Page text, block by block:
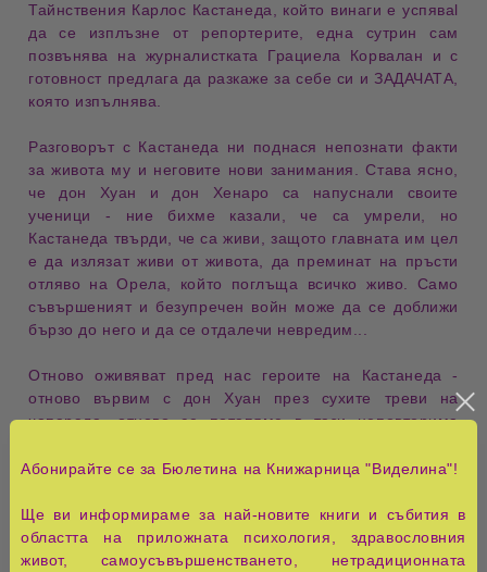
Тайнствения Карлос Кастанеда, който винаги e успяваl
да се изплъзне от репортерите, една сутрин сам
позвънява на журналистката Грациела Корвалан и с
готовност предлага да разкаже за себе си и ЗАДАЧАТА,
която изпълнява.
Разговорът с Кастанеда ни поднася непознати факти
за живота му и неговите нови занимания. Става ясно,
че дон Хуан и дон Хенаро са напуснали своите
ученици - ние бихме казали, че са умрели, но
Кастанеда твърди, че са живи, защото главната им цел
е да излязат живи от живота, да преминат на пръсти
отляво на Орела, който поглъща всичко живо. Само
съвършеният и безупречен войн може да се доближи
бързо до него и да се отдалечи невредим...
Отново оживяват пред нас героите на Кастанеда -
отново вървим с дон Хуан през сухите треви на
чапарала, отново се потапяме в тази неповторима
магьосникът-мъдрец, който може да ни отключи
Абонирайте се за Бюлетина на Книжарница "Виделина"!
Ще ви информираме за най-новите книги и събития в
областта на приложната психология, здравословния
живот, самоусъвършенстването, нетрадиционната